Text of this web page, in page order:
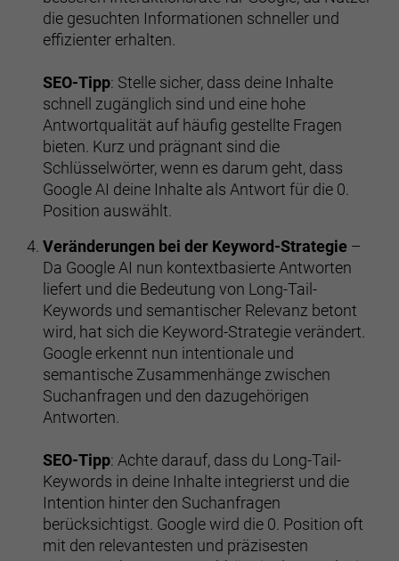
die gesuchten Informationen schneller und
effizienter erhalten.
SEO-Tipp: Stelle sicher, dass deine Inhalte
schnell zugänglich sind und eine hohe
Antwortqualität auf häufig gestellte Fragen
bieten. Kurz und prägnant sind die
Schlüsselwörter, wenn es darum geht, dass
Google AI deine Inhalte als Antwort für die 0.
Position auswählt.
Veränderungen bei der Keyword-Strategie –
Da Google AI nun kontextbasierte Antworten
liefert und die Bedeutung von Long-Tail-
Keywords und semantischer Relevanz betont
wird, hat sich die Keyword-Strategie verändert.
Google erkennt nun intentionale und
semantische Zusammenhänge zwischen
Suchanfragen und den dazugehörigen
Antworten.
SEO-Tipp: Achte darauf, dass du Long-Tail-
Keywords in deine Inhalte integrierst und die
Intention hinter den Suchanfragen
berücksichtigst. Google wird die 0. Position oft
mit den relevantesten und präzisesten